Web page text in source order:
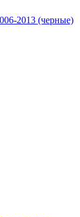
2013 (черные)